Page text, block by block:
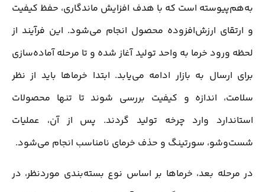
به‌هم‌پیوسته است که با هدف افزایش ماندگاری، حفظ کیفیت
و ارتقای ارزش‌افزوده محصول انجام می‌شود. این فرآیند از
لحظه ورود خرما به واحد تولید آغاز شده و تا مرحله آماده‌سازی
برای ارسال به بازار ادامه می‌یابد. ابتدا خرماها باید از نظر
سلامت، اندازه و کیفیت بررسی شوند تا تنها محصولات
استاندارد وارد چرخه تولید گردند. پس از آن، عملیات
شست‌وشو، سورتینگ و حذف خرمای نامناسب انجام می‌شود.
در مرحله بعد، خرماها بر اساس نوع بسته‌بندی موردنظر، در